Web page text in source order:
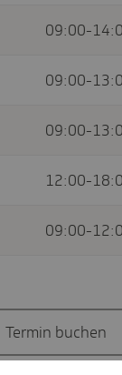
09:00-
09:00-
09:00-
12:00-
09:00-
Termin buchen